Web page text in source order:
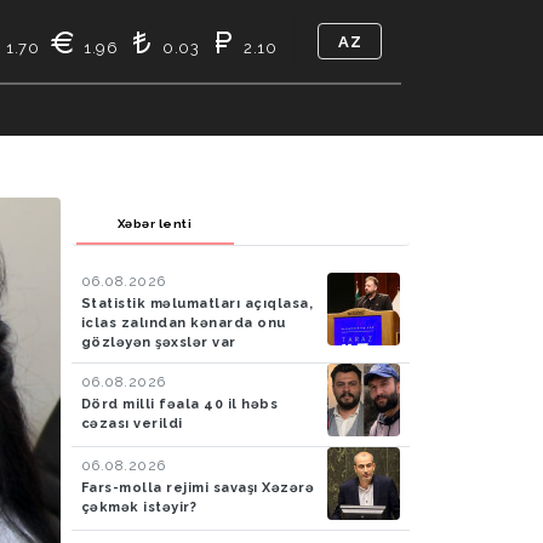
1.70 1.96 0.03 2.10 AZ
Xəbər lenti
06.08.2026
Statistik məlumatları açıqlasa,
iclas zalından kənarda onu
gözləyən şəxslər var
06.08.2026
Dörd milli fəala 40 il həbs
cəzası verildi
06.08.2026
Fars-molla rejimi savaşı Xəzərə
çəkmək istəyir?